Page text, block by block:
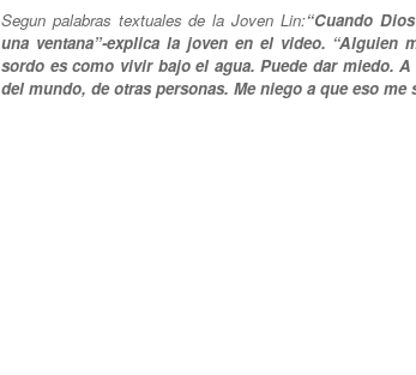
Segun palabras textuales de la Joven Lin:“Cuando
una ventana”-explica la joven en el video. “Alguien
sordo es como vivir bajo el agua. Puede dar miedo.
del mundo, de otras personas. Me niego a que eso me